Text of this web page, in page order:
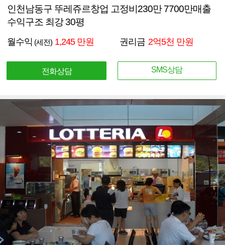
인천남동구 뚜레쥬르창업 고정비230만 7700만매출
수익구조 최강 30평
월수익 (세전) 1,245 만원 권리금 2억5천 만원
전화상담 SMS상담